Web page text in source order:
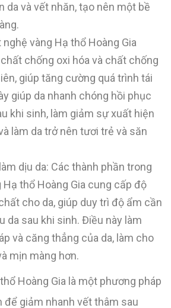
da và vết nhăn, tạo nên một bề
nghệ vàng Hạ thổ Hoàng Gia
chống oxi hóa và chất chống
giúp tăng cường quá trình tái
giúp da nhanh chóng hồi phục
khi sinh, làm giảm sự xuất hiện
làm da trở nên tươi trẻ và săn
dịu da: Các thành phần trong
Hạ thổ Hoàng Gia cung cấp độ
cho da, giúp duy trì độ ẩm cần
da sau khi sinh. Điều này làm
và căng thẳng của da, làm cho
mịn màng hơn.
Hoàng Gia là một phương pháp
để giảm nhanh vết thâm sau